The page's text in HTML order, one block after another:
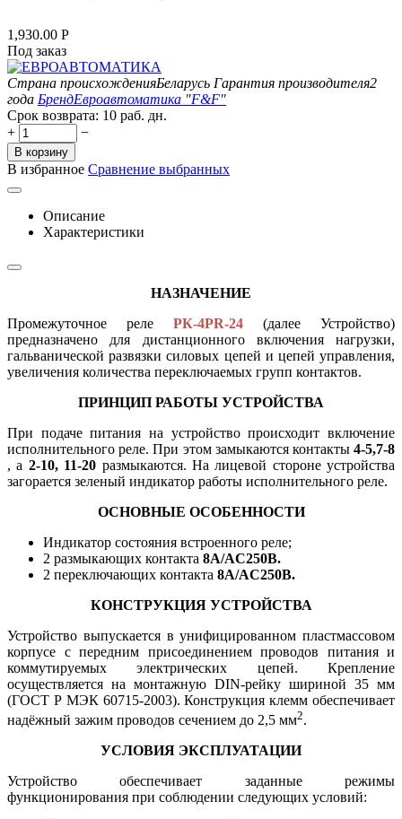
1,930.00 Р
Под заказ
Страна происхожденияБеларусь Гарантия производителя2
года БрендЕвроавтоматика "F&F"
Срок возврата: 10 раб. дн.
+
−
В корзину
В избранное Сравнение выбранных
Описание
Характеристики
НАЗНАЧЕНИЕ
Промежуточное реле РК-4PR-24 (далее Устройство)
предназначено для дистанционного включения нагрузки,
гальванической развязки силовых цепей и цепей управления,
увеличения количества переключаемых групп контактов.
ПРИНЦИП РАБОТЫ УСТРОЙСТВА
При подаче питания на устройство происходит включение
исполнительного реле. При этом замыкаются контакты 4-5,7-8
, а 2-10, 11-20 размыкаются. На лицевой стороне устройства
загорается зеленый индикатор работы исполнительного реле.
ОСНОВНЫЕ ОСОБЕННОСТИ
Индикатор состояния встроенного реле;
2 размыкающих контакта 8А/AC250В.
2 переключающих контакта 8А/AC250В.
КОНСТРУКЦИЯ УСТРОЙСТВА
Устройство выпускается в унифицированном пластмассовом
корпусе с передним присоединением проводов питания и
коммутируемых электрических цепей. Крепление
осуществляется на монтажную DIN-рейку шириной 35 мм
(ГОСТ Р МЭК 60715-2003). Конструкция клемм обеспечивает
надёжный зажим проводов сечением до 2,5 мм2.
УСЛОВИЯ ЭКСПЛУАТАЦИИ
Устройство обеспечивает заданные режимы
функционирования при соблюдении следующих условий: